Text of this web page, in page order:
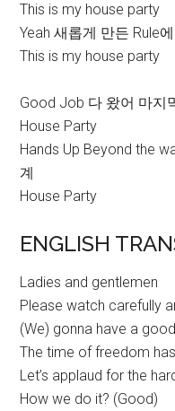
This is my house party
Yeah 새롭게 만든 Rule
This is my house party
Good Job 다 왔어 마지
House Party
Hands Up Beyond the
계
House Party
ENGLISH
Ladies and gentlemen
Please watch carefully
(We) gonna have a
The time of freedom
Let’s applaud for the
How we do it? (Good)